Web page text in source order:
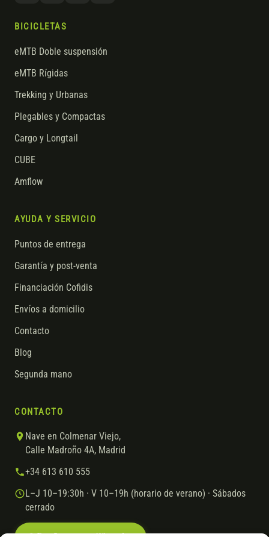
BICICLETAS
eMTB Doble suspensión
eMTB Rígidas
Trekking y Urbanas
Plegables y Compactas
Cargo y Longtail
CUBE
Amflow
AYUDA Y SERVICIO
Puntos de entrega
Garantía y post-venta
Financiación Cofidis
Envíos a domicilio
Contacto
Blog
Segunda mano
CONTACTO
Nave en Colmenar Viejo,
Calle Madroño 4A, Madrid
+34 613 610 555
L–J 10–19:30h · V 10–19h (horario de verano) · Sábados
cerrado